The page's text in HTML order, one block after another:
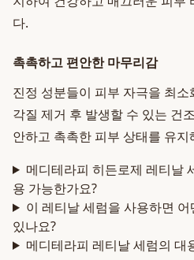
다.
촉촉하고 편안한 마무리감
진정 성분들이 피부 자극을 최
각질 제거 후 발생할 수 있는 건
안하고 촉촉한 피부 상태를 유지
메디테라피 히든로제 레티날
용 가능한가요?
이 레티날 세럼을 사용하면
있나요?
메디테라피 레티날 세럼의 대